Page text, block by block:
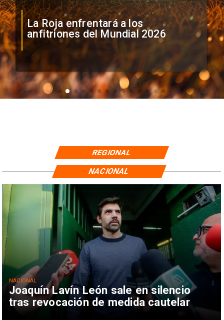
La Roja enfrentará a los
anfitriones del Mundial 2026
REGIONAL
Joaquín Lavín León sale en silencio
tras revocación de medida cautelar
NACIONAL
NACIONAL